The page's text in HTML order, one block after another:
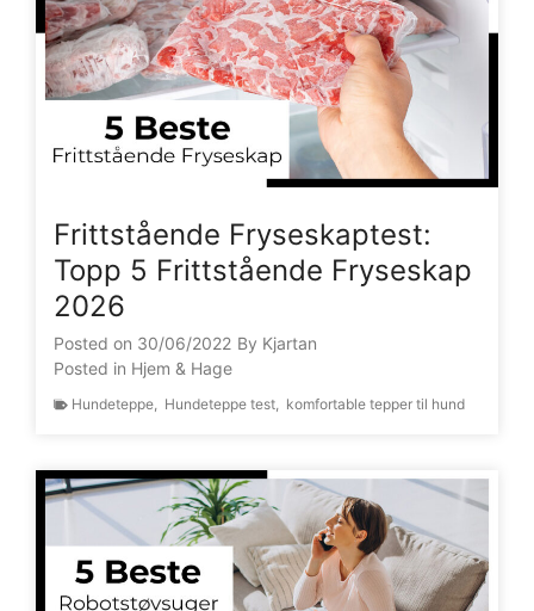
Frittstående Fryseskaptest:
Topp 5 Frittstående Fryseskap
2026
Posted on 30/06/2022 By Kjartan
Posted in Hjem & Hage
Hundeteppe Hundeteppe test komfortable tepper til hund